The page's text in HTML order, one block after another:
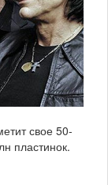
свое 50-
пластинок.